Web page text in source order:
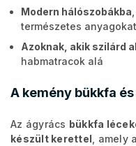
Modern hálószobákba
természetes anyagokat
Azoknak, akik szilárd
habmatracok alá
A kemény bükkfa
Az ágyrács bükkfa
készült kerettel ,